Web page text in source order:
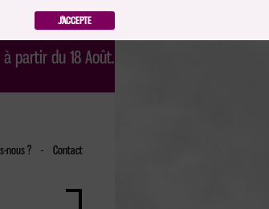
J'ACCEPTE
partir du 18 Août.
nous ? - Contact